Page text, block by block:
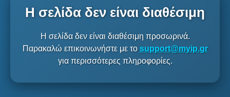
Η σελίδα δεν είναι διαθέσιμη
Η σελίδα δεν είναι διαθέσιμη προσωρινά.
Παρακαλώ επικοινωνήστε με το support@myip.gr
για περισσότερες πληροφορίες.